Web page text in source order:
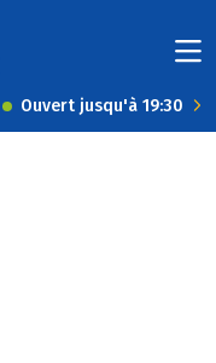
Ouvert jusqu'à 19:30